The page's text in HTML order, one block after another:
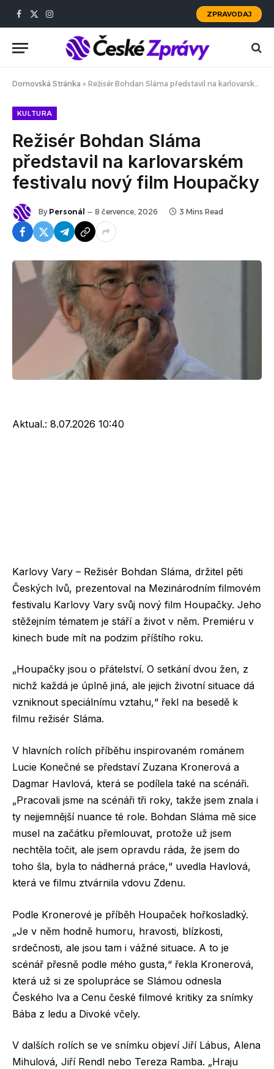
Facebook
X
Instagram
ZPRAVODAJ
Domovská Stránka » Režisér Bohdan Sláma představil na karlovarském festivalu nový film Houpačky
KULTURA
Režisér Bohdan Sláma
představil na karlovarském
festivalu nový film Houpačky
By Personál 8 července, 2026 3 Mins Read
Aktual.: 8.07.2026 10:40
Karlovy Vary – Režisér Bohdan Sláma, držitel pěti
Českých lvů, prezentoval na Mezinárodním filmovém
festivalu Karlovy Vary svůj nový film Houpačky. Jeho
stěžejním tématem je stáří a život v něm. Premiéru v
kinech bude mít na podzim příštího roku.
„Houpačky jsou o přátelství. O setkání dvou žen, z
nichž každá je úplně jiná, ale jejich životní situace dá
vzniknout speciálnímu vztahu,“ řekl na besedě k
filmu režisér Sláma.
V hlavních rolích příběhu inspirovaném románem
Lucie Konečné se představí Zuzana Kronerová a
Dagmar Havlová, která se podílela také na scénáři.
„Pracovali jsme na scénáři tři roky, takže jsem znala i
ty nejjemnější nuance té role. Bohdan Sláma mě sice
musel na začátku přemlouvat, protože už jsem
nechtěla točit, ale jsem opravdu ráda, že jsem do
toho šla, byla to nádherná práce,“ uvedla Havlová,
která ve filmu ztvárnila vdovu Zdenu.
Podle Kronerové je příběh Houpaček hořkosladký.
„Je v něm hodně humoru, hravosti, blízkosti,
srdečnosti, ale jsou tam i vážné situace. A to je
scénář přesně podle mého gusta,“ řekla Kronerová,
která už si ze spolupráce se Slámou odnesla
Českého lva a Cenu české filmové kritiky za snímky
Bába z ledu a Divoké včely.
V dalších rolích se ve snímku objeví Jiří Lábus, Alena
Mihulová, Jiří Rendl nebo Tereza Ramba. „Hraju